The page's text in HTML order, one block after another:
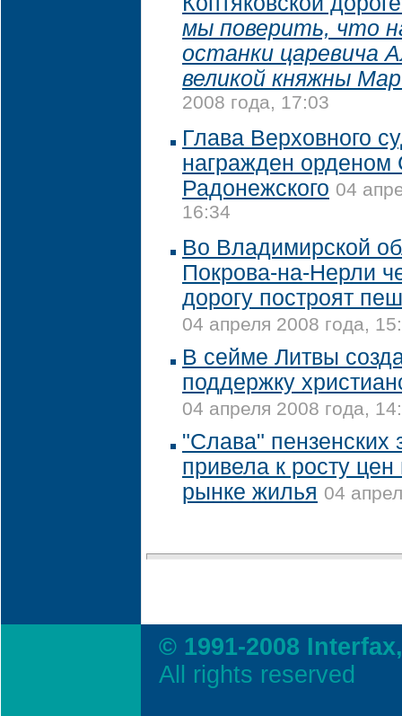
мы поверить, что
останки царевича
великой княжны
2008 года, 17:03
Глава Верховного
награжден орденом
Радонежского 04
16:34
Во Владимирской
Покрова-на-Нерли
дорогу построят
04 апреля 2008 года,
В сейме Литвы
поддержку
04 апреля 2008 года,
"Слава" пензенских
привела к росту
рынке жилья 04
© 1991-2008
All rights reserved